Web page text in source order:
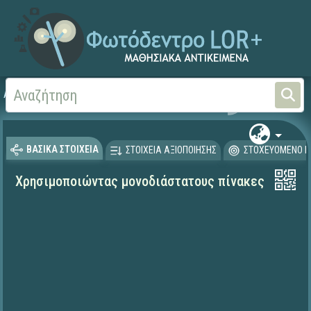
Αρχική ΕΡΓΑ ΙΤΥΕ 1996-2008
ΒΑΣΙΚΑ ΣΤΟΙΧΕΙΑ ΣΤΟΙΧΕΙΑ ΑΞΙΟΠΟΙΗΣΗΣ ΣΤΟΧΕΥΟΜΕΝΟ
Χρησιμοποιώντας μονοδιάστατους πίνακες